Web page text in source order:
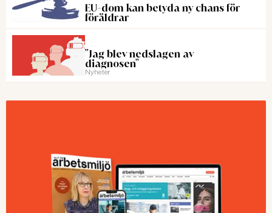
EU-dom kan betyda ny chans för
föräldrar
"Jag blev nedslagen av
diagnosen"
Nyheter